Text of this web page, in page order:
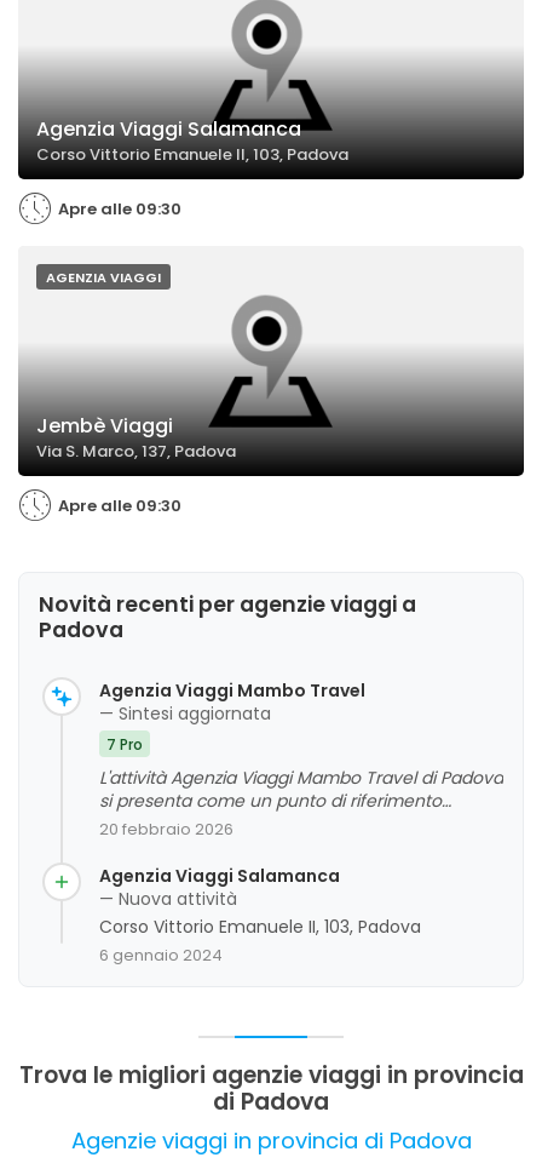
Agenzia Viaggi Salamanca
Corso Vittorio Emanuele II, 103, Padova
Apre alle 09:30
AGENZIA VIAGGI
Jembè Viaggi
Via S. Marco, 137, Padova
Apre alle 09:30
Novità recenti per agenzie viaggi a
Padova
Agenzia Viaggi Mambo Travel
— Sintesi aggiornata
7 Pro
L'attività Agenzia Viaggi Mambo Travel di Padova
si presenta come un punto di riferimento
affidabile e professionale nel settore dei viaggi,
personale, in particolare del titolare. I clienti
apprezzano l'organizzazione accurata, la cura
del cliente e i consigli utili forniti, che
contribuiscono a rendere indimenticabili le
esperienze di viaggio, sia in Italia che all'estero.
professionalità e dell'attenzione alle esigenze
20 febbraio 2026
Agenzia Viaggi Salamanca
— Nuova attività
Corso Vittorio Emanuele II, 103, Padova
6 gennaio 2024
Trova le migliori agenzie viaggi in provincia
di Padova
Agenzie viaggi in provincia di Padova